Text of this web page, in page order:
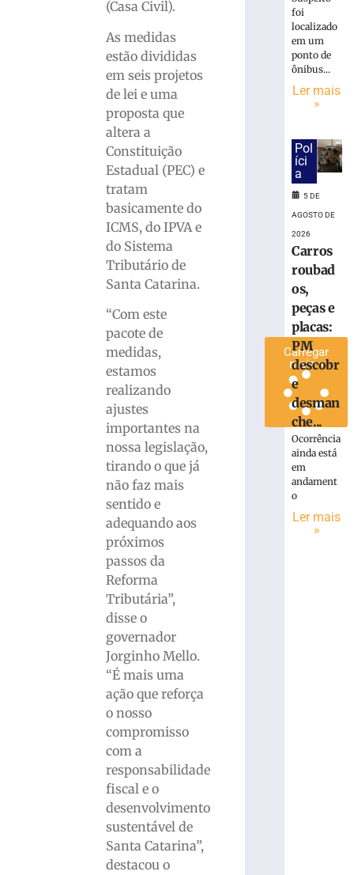
(Casa Civil).
As medidas
estão divididas
em seis projetos
de lei e uma
proposta que
altera a
Constituição
Estadual (PEC) e
tratam
basicamente do
ICMS, do IPVA e
do Sistema
Tributário de
Santa Catarina.
“Com este
pacote de
medidas,
estamos
realizando
ajustes
importantes na
nossa legislação,
tirando o que já
não faz mais
sentido e
adequando aos
próximos
passos da
Reforma
Tributária”,
disse o
governador
Jorginho Mello.
“É mais uma
ação que reforça
o nosso
compromisso
com a
responsabilidade
fiscal e o
desenvolvimento
sustentável de
Santa Catarina”,
destacou o
SENAI
Brusque
forma
jovens
para
indústria
meio
programa
Jovem
agosto
mais
Carregar
mais »
foi
localizado
em um
ponto de
ônibus...
Ler mais
»
Pol
íci
a
5 DE
AGOSTO DE
2026
Carros
roubad
os,
peças e
placas:
PM
descobr
e
desman
che...
Ocorrência
ainda está
em
andament
o
Ler mais
»